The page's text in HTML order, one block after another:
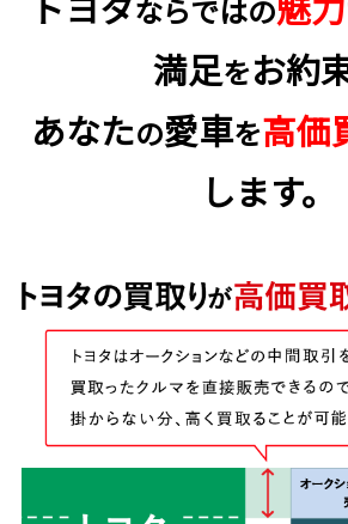
ならではの
満足をお約
あなたの愛車を高価
します。